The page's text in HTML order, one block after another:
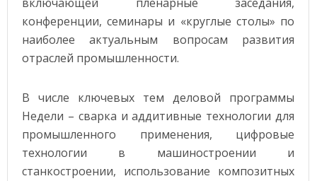
конференции, семинары и «круглые столы» по
наиболее актуальным вопросам развития
отраслей промышленности.
В числе ключевых тем деловой программы
Недели – сварка и аддитивные технологии для
промышленного применения, цифровые
технологии в машиностроении и
станкостроении, использование композитных